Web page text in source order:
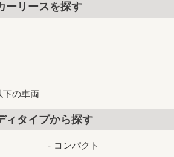
ーリースを探す
下の車両
ィタイプから探す
コンパクト